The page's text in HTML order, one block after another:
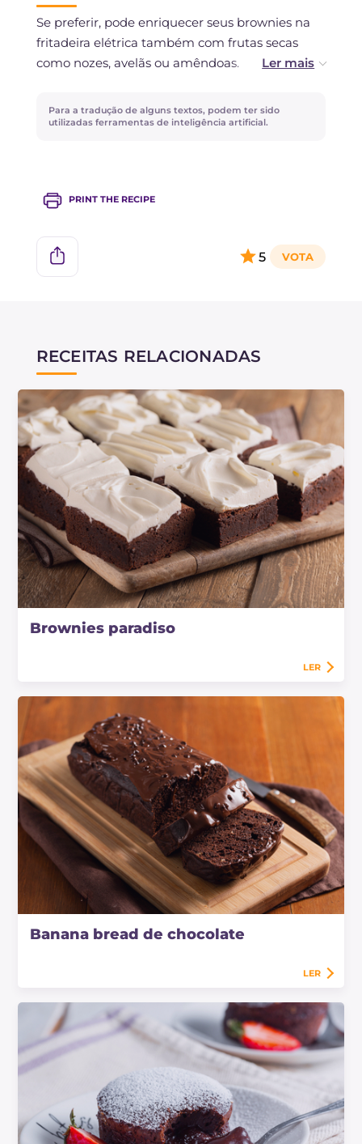
Se preferir, pode enriquecer seus brownies na
fritadeira elétrica também com frutas secas
como nozes, avelãs ou amêndoas.
Está procurando outra alternativa à cocção no
forno? Experimente nossa receita deBrownies
Para a tradução de alguns textos, podem ter sido
utilizadas ferramentas de inteligência artificial.
PRINT THE RECIPE
5
RECEITAS RELACIONADAS
Brownies paradiso
LER
Banana bread de chocolate
LER